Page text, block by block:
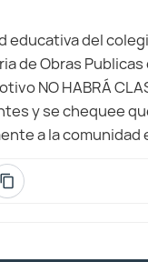
educativa del
de Obras
NO HABRÁ
y se chequee
a la comunidad